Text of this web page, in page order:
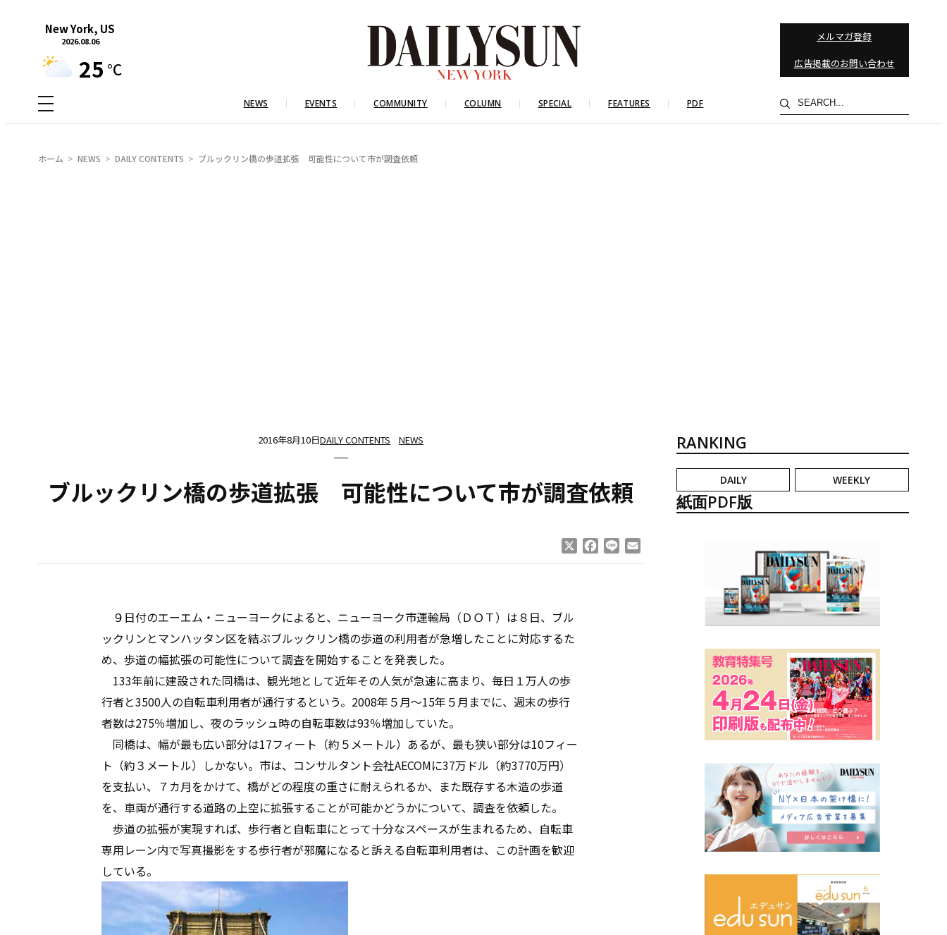
New York, US
2026.08.06
25 °C
メルマガ登録
広告掲載のお問い合わせ
NEWS EVENTS COMMUNITY COLUMN SPECIAL FEATURES PDF
検
索
ホーム NEWS DAILY CONTENTS ブルックリン橋の歩道拡張 可能性について市が調査依頼
2016年8月10日DAILY CONTENTS NEWS
ブルックリン橋の歩道拡張 可能性について市が調査依頼
Facebook
Line
９日付のエーエム・ニューヨークによると、ニューヨーク市運輸局（ＤＯＴ）は８日、ブル
ックリンとマンハッタン区を結ぶブルックリン橋の歩道の利用者が急増したことに対応するた
め、歩道の幅拡張の可能性について調査を開始することを発表した。
133年前に建設された同橋は、観光地として近年その人気が急速に高まり、毎日１万人の歩
行者と3500人の自転車利用者が通行するという。2008年５月〜15年５月までに、週末の歩行
者数は275％増加し、夜のラッシュ時の自転車数は93％増加していた。
同橋は、幅が最も広い部分は17フィート（約５メートル）あるが、最も狭い部分は10フィー
ト（約３メートル）しかない。市は、コンサルタント会社AECOMに37万ドル（約3770万円）
を支払い、７カ月をかけて、橋がどの程度の重さに耐えられるか、また既存する木造の歩道
を、車両が通行する道路の上空に拡張することが可能かどうかについて、調査を依頼した。
歩道の拡張が実現すれば、歩行者と自転車にとって十分なスペースが生まれるため、自転車
専用レーン内で写真撮影をする歩行者が邪魔になると訴える自転車利用者は、この計画を歓迎
している。
RANKING
DAILY WEEKLY
紙面PDF版